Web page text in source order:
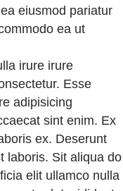
eiusmod pariatur
ea ut
irure irure
Esse
adipisicing
sint enim. Ex
ex. Deserunt
laboris. Sit aliqua do
elit ullamco nulla